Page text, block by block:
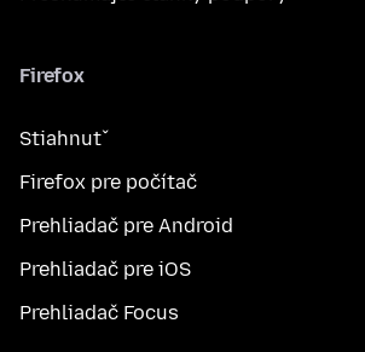
Firefox
Stiahnuť
Firefox pre počítač
Prehliadač pre Android
Prehliadač pre iOS
Prehliadač Focus